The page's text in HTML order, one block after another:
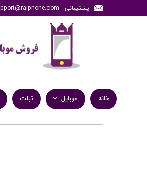
پشتیبانی: support@raiphone.com
خانه
موبایل تبلت